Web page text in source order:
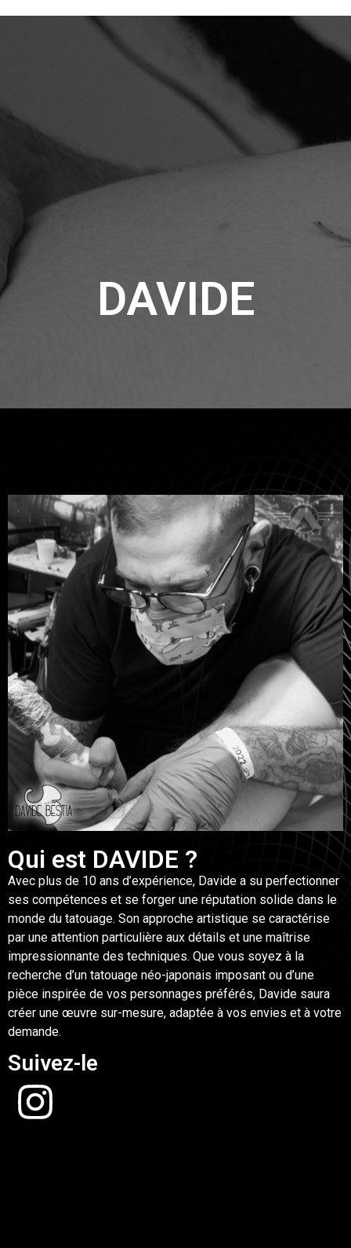
DAVIDE
Qui est DAVIDE ?
Avec plus de 10 ans d’expérience, Davide a su perfectionner
ses compétences et se forger une réputation solide dans le
monde du tatouage. Son approche artistique se caractérise
par une attention particulière aux détails et une maîtrise
impressionnante des techniques. Que vous soyez à la
recherche d’un tatouage néo-japonais imposant ou d’une
pièce inspirée de vos personnages préférés, Davide saura
créer une œuvre sur-mesure, adaptée à vos envies et à votre
demande.
Suivez-le